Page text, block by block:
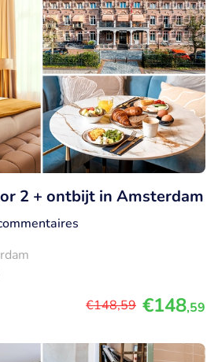
2 + ontbijt in Amsterdam
€148,59 €148,59